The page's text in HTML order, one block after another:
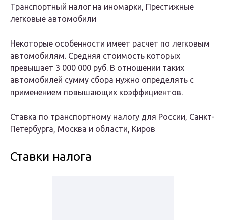
Транспортный налог на иномарки, Престижные
легковые автомобили
Некоторые особенности имеет расчет по легковым
автомобилям. Средняя стоимость которых
превышает 3 000 000 руб. В отношении таких
автомобилей сумму сбора нужно определять с
применением повышающих коэффициентов.
Ставка по транспортному налогу для России, Санкт-
Петербурга, Москва и области, Киров
Ставки налога